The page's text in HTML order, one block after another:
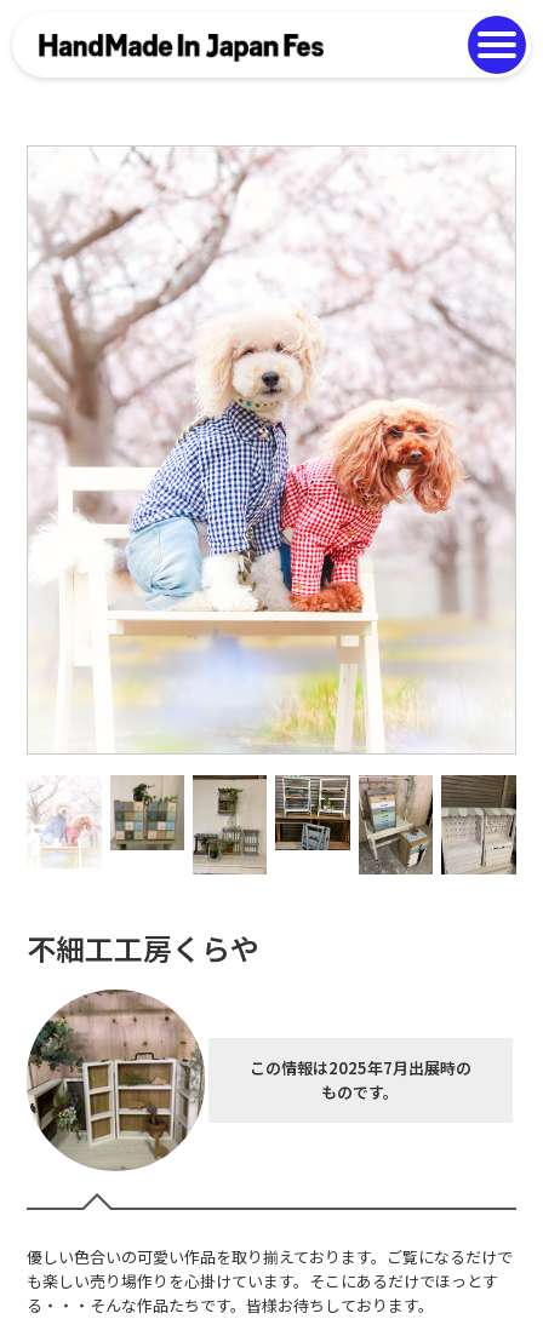
Photo Gallery
EN 中文
不細工工房くらや
この情報は2025年7月出展時の
ものです。
優しい色合いの可愛い作品を取り揃えております。ご覧になるだけで
も楽しい売り場作りを心掛けています。そこにあるだけでほっとす
る・・・そんな作品たちです。皆様お待ちしております。